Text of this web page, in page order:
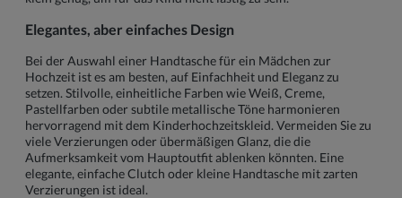
Elegantes, aber einfaches Design
Bei der Auswahl einer Handtasche für ein Mädchen zur
Hochzeit ist es am besten, auf Einfachheit und Eleganz zu
setzen. Stilvolle, einheitliche Farben wie Weiß, Creme,
Pastellfarben oder subtile metallische Töne harmonieren
hervorragend mit dem Kinderhochzeitskleid. Vermeiden Sie zu
viele Verzierungen oder übermäßigen Glanz, die die
Aufmerksamkeit vom Hauptoutfit ablenken könnten. Eine
elegante, einfache Clutch oder kleine Handtasche mit zarten
Verzierungen ist ideal.